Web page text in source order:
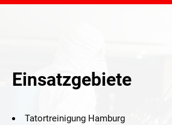
Einsatzgebiete
Tatortreinigung Hamburg